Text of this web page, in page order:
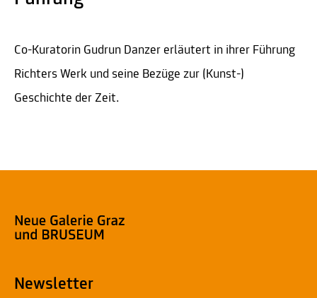
Co-Kuratorin Gudrun Danzer erläutert in ihrer Führung
Richters Werk und seine Bezüge zur (Kunst-)
Geschichte der Zeit.
Newsletter